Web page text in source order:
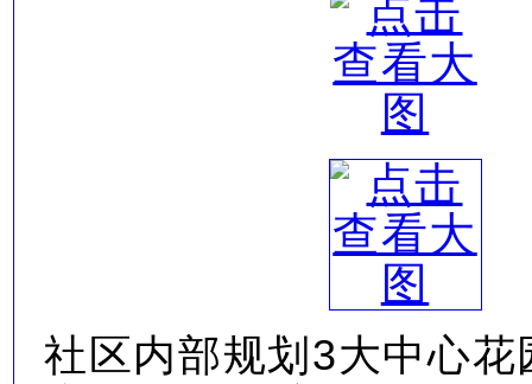
社区内部规划3大中心花